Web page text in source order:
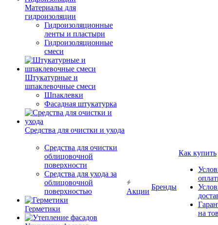
Материалы для
гидроизоляции
Гидроизоляционные
ленты и пластыри
Гидроизоляционные
смеси
Штукатурные и
шпаклевочные смеси
Шпаклевки
Фасадная штукатурка
Средства для очистки и ухода
Средства для очистки
облицовочной
поверхности
Средства для ухода за
облицовочной
поверхностью
Герметики
Акции
Бренды
Как купить
на